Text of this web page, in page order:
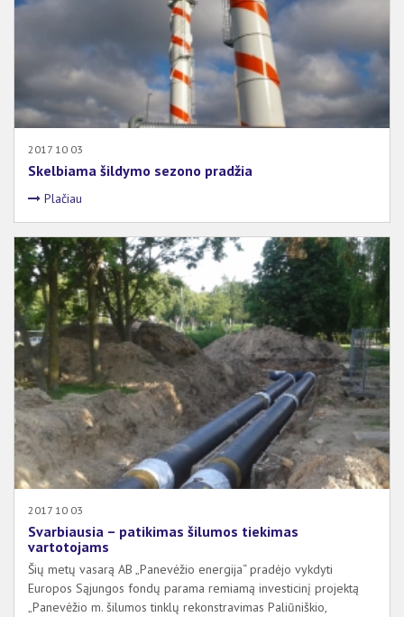
2017 10 03
Skelbiama šildymo sezono pradžia
Plačiau
2017 10 03
Svarbiausia – patikimas šilumos tiekimas
vartotojams
Šių metų vasarą AB „Panevėžio energija“ pradėjo vykdyti
Europos Sąjungos fondų parama remiamą investicinį projektą
„Panevėžio m. šilumos tinklų rekonstravimas Paliūniškio,